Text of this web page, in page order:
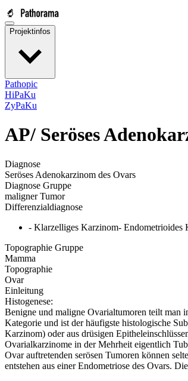
Projektinfos
Pathopic
HiPaKu
ZyPaKu
AP/ Seröses
Diagnose
Seröses Adenokarzinom des Ovars
Diagnose Gruppe
maligner Tumor
Differenzialdiagnose
- Klarzelliges Karzinom- Endometrioides
Topographie Gruppe
Mamma
Topographie
Ovar
Einleitung
Histogenese:
Benigne und maligne Ovarialtumoren teilt man
Kategorie und ist der häufigste histologische
Karzinom) oder aus drüsigen
Ovarialkarzinome in der Mehrheit eigentlich
Ovar auftretenden serösen Tumoren können
entstehen aus einer Endometriose des Ovars.